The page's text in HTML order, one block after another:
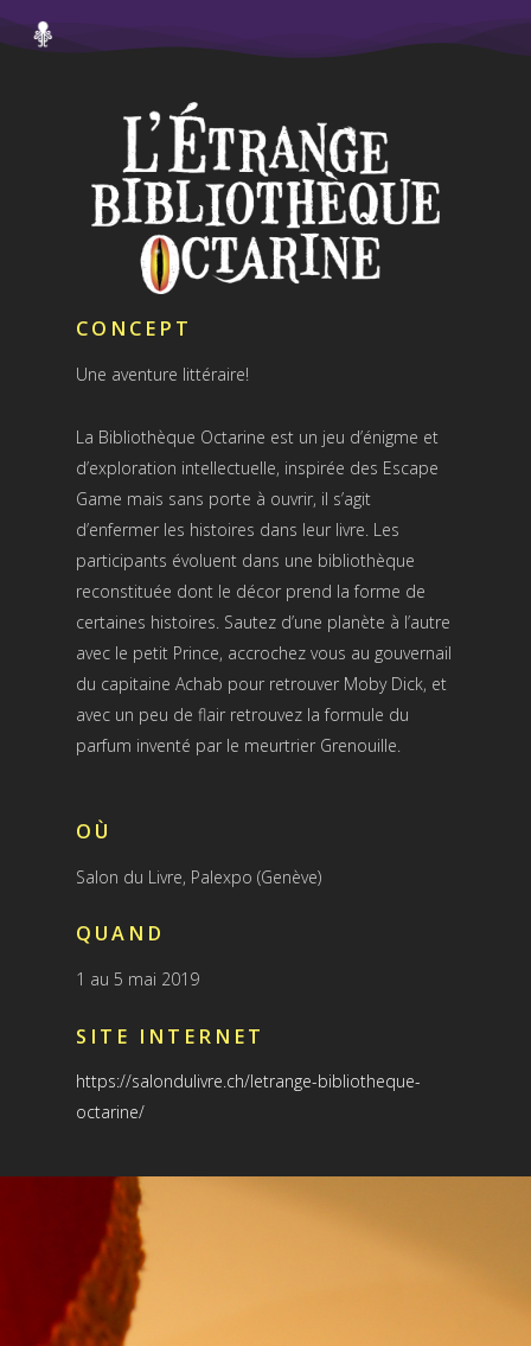
CONCEPT
Une aventure littéraire!
La Bibliothèque Octarine est un jeu d’énigme et
d’exploration intellectuelle, inspirée des Escape
Game mais sans porte à ouvrir, il s’agit
d’enfermer les histoires dans leur livre. Les
participants évoluent dans une bibliothèque
reconstituée dont le décor prend la forme de
certaines histoires. Sautez d’une planète à l’autre
avec le petit Prince, accrochez vous au gouvernail
du capitaine Achab pour retrouver Moby Dick, et
avec un peu de flair retrouvez la formule du
parfum inventé par le meurtrier Grenouille.
OÙ
Salon du Livre, Palexpo (Genève)
QUAND
1 au 5 mai 2019
SITE INTERNET
https://salondulivre.ch/letrange-bibliotheque-
octarine/